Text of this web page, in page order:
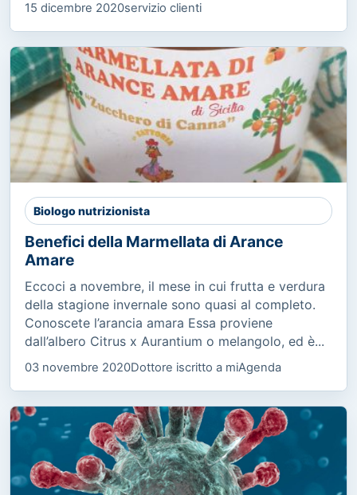
15 dicembre 2020servizio clienti
Biologo nutrizionista
Benefici della Marmellata di Arance
Amare
Eccoci a novembre, il mese in cui frutta e verdura
della stagione invernale sono quasi al completo.
Conoscete l’arancia amara Essa proviene
dall’albero Citrus x Aurantium o melangolo, ed è...
03 novembre 2020Dottore iscritto a miAgenda